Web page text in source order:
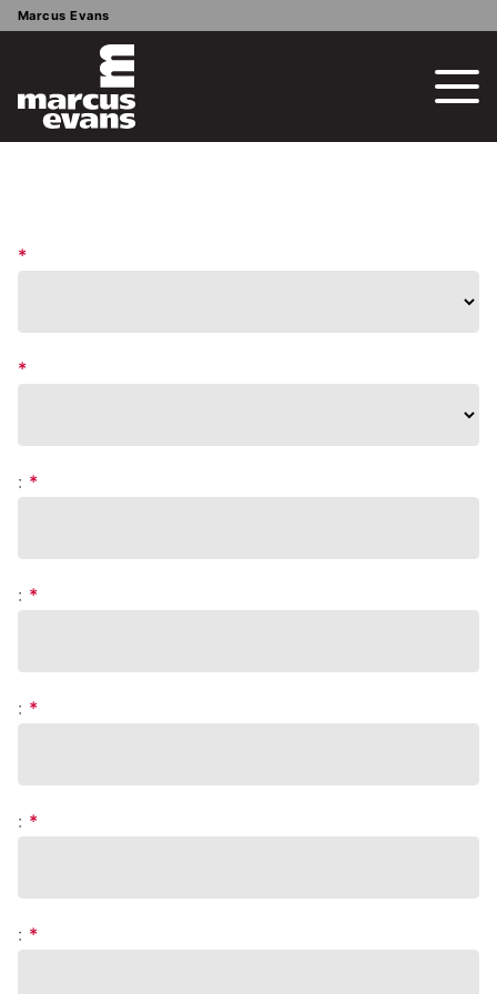
Marcus Evans
*
*
: *
: *
: *
: *
: *